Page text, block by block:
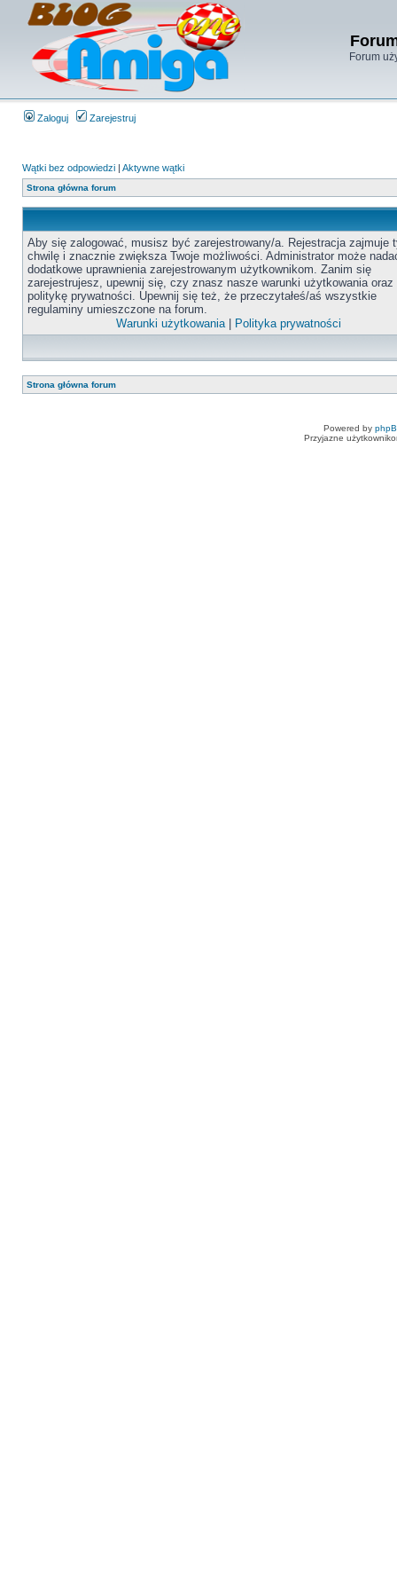
Forum
Zaloguj Zarejestruj
Wątki bez odpowiedzi | Aktywne wątki
Strona główna forum
Aby się zalogować, musisz być zarejestrowany/a. Rejestracja zajmuje
chwilę i znacznie zwiększa Twoje możliwości. Administrator może
dodatkowe uprawnienia zarejestrowanym użytkownikom. Zanim się
zarejestrujesz, upewnij się, czy znasz nasze warunki użytkowania oraz
politykę prywatności. Upewnij się też, że przeczytałeś/aś wszystkie
regulaminy umieszczone na forum.
Warunki użytkowania| Polityka prywatności
Strona główna forum
Powered by
Przyjazne